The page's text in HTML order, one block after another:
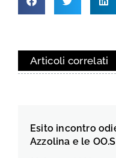
Articoli correlati
Esito incontro
Azzolina e le